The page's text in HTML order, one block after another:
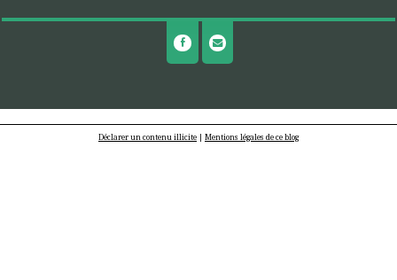
Déclarer un contenu illicite | Mentions légales de ce blog